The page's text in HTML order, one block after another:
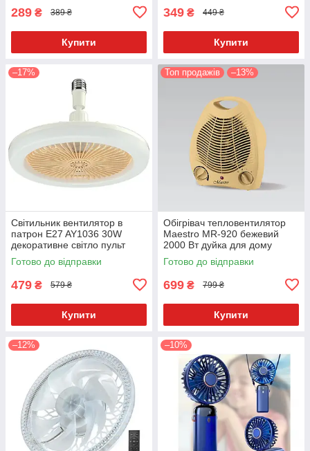
289 ₴ 389 ₴
Купити
349 ₴ 449 ₴
Купити
–17%
Світильник вентилятор в
патрон E27 AY1036 30W
декоративне світло пульт
Готово до відправки
479 ₴ 579 ₴
Купити
Топ продажів –13%
Обігрівач тепловентилятор
Maestro MR-920 бежевий
2000 Вт дуйка для дому
Готово до відправки
699 ₴ 799 ₴
Купити
–12% –10%